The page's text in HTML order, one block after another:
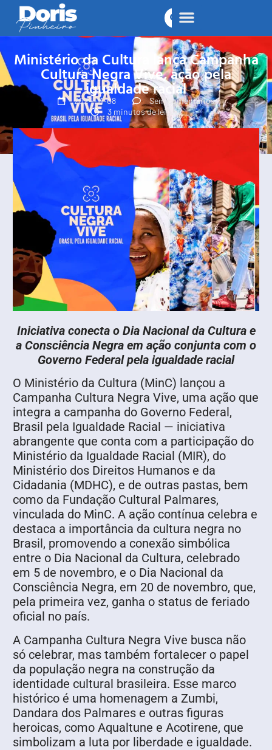
Ministério da Cultura lança Campanha
Cultura Negra Vive, ação pela
igualdade racial
2024-11-08
Sem comentários
3 minutos de leitura
Iniciativa conecta o Dia Nacional da Cultura e
a Consciência Negra em ação conjunta com o
Governo Federal pela igualdade racial
O Ministério da Cultura (MinC) lançou a
Campanha Cultura Negra Vive, uma ação que
integra a campanha do Governo Federal,
Brasil pela Igualdade Racial — iniciativa
abrangente que conta com a participação do
Ministério da Igualdade Racial (MIR), do
Ministério dos Direitos Humanos e da
Cidadania (MDHC), e de outras pastas, bem
como da Fundação Cultural Palmares,
vinculada do MinC. A ação contínua celebra e
destaca a importância da cultura negra no
Brasil, promovendo a conexão simbólica
entre o Dia Nacional da Cultura, celebrado
em 5 de novembro, e o Dia Nacional da
Consciência Negra, em 20 de novembro, que,
pela primeira vez, ganha o status de feriado
oficial no país.
A Campanha Cultura Negra Vive busca não
só celebrar, mas também fortalecer o papel
da população negra na construção da
identidade cultural brasileira. Esse marco
histórico é uma homenagem a Zumbi,
Dandara dos Palmares e outras figuras
heroicas, como Aqualtune e Acotirene, que
simbolizam a luta por liberdade e igualdade.